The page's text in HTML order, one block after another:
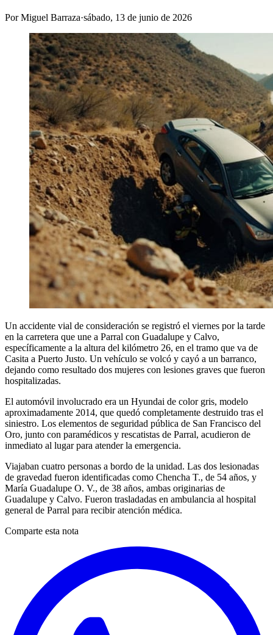
PorMiguel Barraza·sábado, 13 de junio de 2026
Un accidente vial de consideración se registró el viernes por la tarde
en la carretera que une a Parral con Guadalupe y Calvo,
específicamente a la altura del kilómetro 26, en el tramo que va de
Casita a Puerto Justo. Un vehículo se volcó y cayó a un barranco,
dejando como resultado dos mujeres con lesiones graves que fueron
hospitalizadas.
El automóvil involucrado era un Hyundai de color gris, modelo
aproximadamente 2014, que quedó completamente destruido tras el
siniestro. Los elementos de seguridad pública de San Francisco del
Oro, junto con paramédicos y rescatistas de Parral, acudieron de
inmediato al lugar para atender la emergencia.
Viajaban cuatro personas a bordo de la unidad. Las dos lesionadas
de gravedad fueron identificadas como Chencha T., de 54 años, y
María Guadalupe O. V., de 38 años, ambas originarias de
Guadalupe y Calvo. Fueron trasladadas en ambulancia al hospital
general de Parral para recibir atención médica.
Comparte esta nota